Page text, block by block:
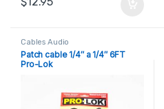
Cables Audio
Patch cable 1/4″ a 1/4″ 6FT
Pro-Lok